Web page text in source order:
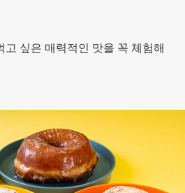
고 싶은 매력적인 맛을 꼭 체험해